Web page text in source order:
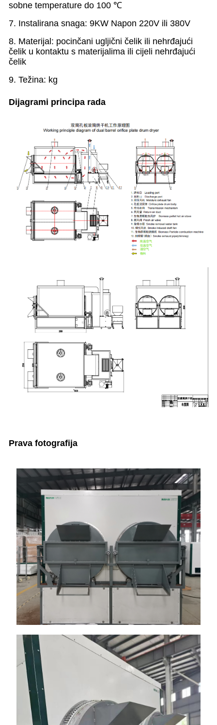
sobne temperature do 100 ℃
7. Instalirana snaga: 9KW Napon 220V ili 380V
8. Materijal: pocinčani ugljični čelik ili nehrđajući
čelik u kontaktu s materijalima ili cijeli nehrđajući
čelik
9. Težina: kg
Dijagrami principa rada
Prava fotografija